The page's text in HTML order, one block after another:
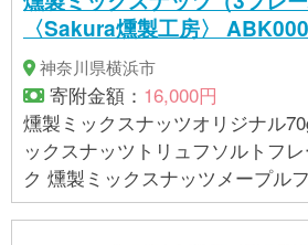
ており、一切の内容を保証する
ん。 ※ご不明の点がございました
問い合わせ下さい。
〈Sakura燻製工房〉
神奈川県横浜市
寄附金額： 16,000円
燻製ミックスナッツオリジナル
ックスナッツトリュフソルトフ
ク 燻製ミックスナッツメープル
ック 【賞味期限】 製造日より7週間 【アレルギー】